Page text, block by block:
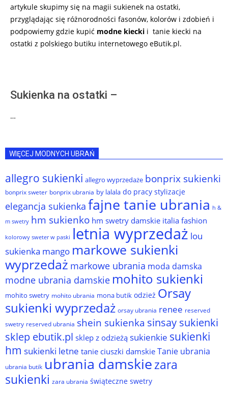
artykule skupimy się na magii sukienek na ostatki,
przyglądając się różnorodności fasonów, kolorów i zdobień i
podpowiemy gdzie kupić modne kiecki i tanie kiecki na
ostatki z polskiego butiku internetowego eButik.pl.
Sukienka na ostatki –
…
WIĘCEJ MODNYCH UBRAŃ
allegro sukienki allegro wyprzedaże bonprix sukienki
bonprix sweter bonprix ubrania by lalala do pracy stylizacje
elegancja sukienka fajne tanie ubrania h &
m swetry hm sukienko hm swetry damskie italia fashion
kolorowy sweter w paski letnia wyprzedaż lou
sukienka mango markowe sukienki
wyprzedaż markowe ubrania moda damska
modne ubrania damskie mohito sukienki
mohito swetry mohito ubrania mona butik odzież Orsay
sukienki wyprzedaż orsay ubrania renee reserved
swetry reserved ubrania shein sukienka sinsay sukienki
sklep ebutik.pl sklep z odzieżą sukienkie sukienki
hm sukienki letne tanie ciuszki damskie Tanie ubrania
ubrania butik ubrania damskiezara
sukienki zara ubrania świąteczne swetry